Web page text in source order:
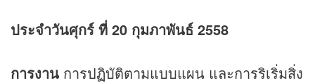
ประจำวันศุกร์ ที่ 20 กุมภาพันธ์ 2558
การงาน การปฏิบัติตามแบบแผน และการริเริ่มสิ่ง